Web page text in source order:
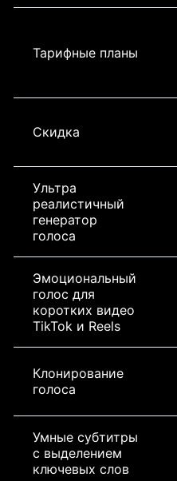
Тарифные планы
Скидка
Ультра
реалистичный
генератор
голоса
Эмоциональный
голос для
коротких видео
TikTok и Reels
Клонирование
голоса
Умные субтитры
с выделением
ключевых слов